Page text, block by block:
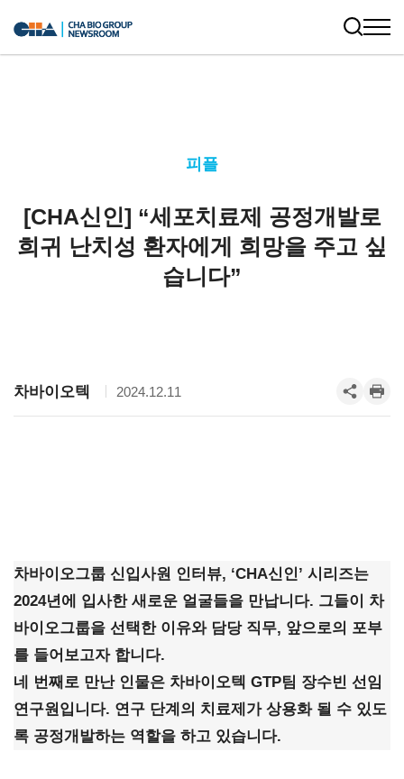
피플
[CHA신인] “세포치료제 공정개발로
희귀 난치성 환자에게 희망을 주고 싶
습니다”
차바이오텍 2024.12.11
차바이오그룹 신입사원 인터뷰, ‘CHA신인’ 시리즈는
2024년에 입사한 새로운 얼굴들을 만납니다. 그들이 차
바이오그룹을 선택한 이유와 담당 직무, 앞으로의 포부
를 들어보고자 합니다.
네 번째로 만난 인물은 차바이오텍 GTP팀 장수빈 선임
연구원입니다. 연구 단계의 치료제가 상용화 될 수 있도
록 공정개발하는 역할을 하고 있습니다.